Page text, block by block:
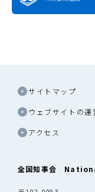
サイトマップ
ウェブサイトの運
アクセス
全国知事会